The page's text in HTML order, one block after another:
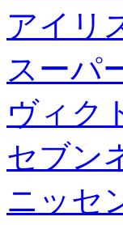
アイリ
スーパ
ヴィク
セブン
ニッセ